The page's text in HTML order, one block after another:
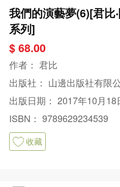
我們的演藝夢(6)[君比
系列]
$ 68.00
作者： 君比
出版社： 山邊出版社有限
出版日期： 2017年10月18
ISBN： 9789629234539
收藏